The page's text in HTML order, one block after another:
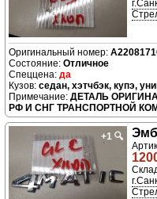
Отличное
да
седан, хэтчбэк, купэ,
ДЕТАЛЬ
РФ И СНГ ТРАНСПОРТНОЙ
+1 🔍